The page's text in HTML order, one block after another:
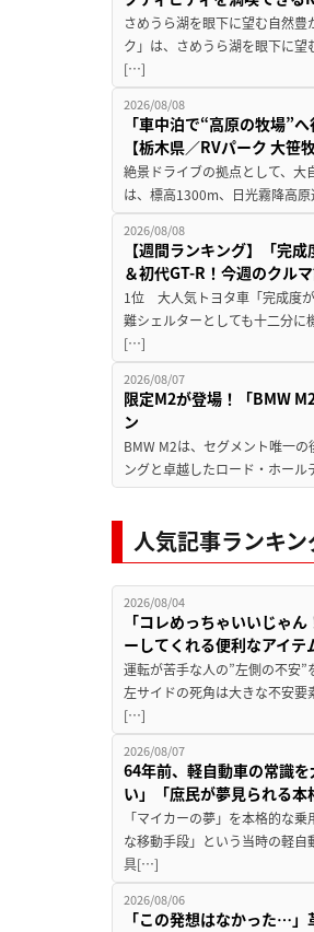
さめうら湖を眼下に望む自然
ク」は、さめうら湖を眼下に
[…]
2026/08/08
「車中泊で“高原の牧場”
【栃木県／RVパーク 大
絶景ドライブの拠点として、大
は、標高1300m、日光霧降高
2026/08/08
【週間ランキング】「完
＆初代GT-R！今週のクル
1位 大人気トヨタ車「完成度
難シェルターとしても十二分に
[…]
2026/08/07
限定M2が登場！「BMW
ン
BMW M2は、セグメント唯一
ングと卓越したロード・ホー
人気記事ランキ
2026/08/04
「コレめっちゃいいじゃ
ーしてくれる便利なアイテ
運転が苦手な人の”左側の不安”
左サイドの死角は大きな不安
[…]
2026/08/07
64年前、軽自動車の常識
い」「庶民が夢見られる本
「マイカーの夢」を本格的な
な移動手段」という当時の軽
具[…]
2026/08/06
「この発想はなかった…